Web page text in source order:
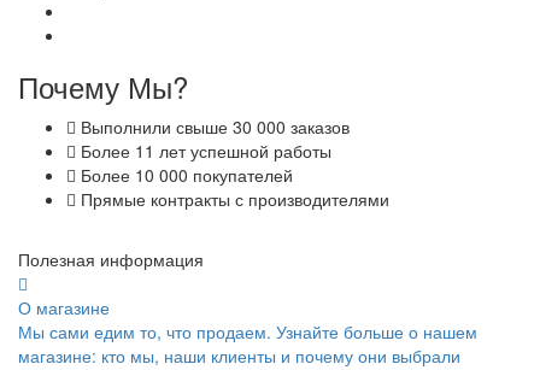
Почему Мы?
Выполнили свыше 30 000 заказов
Более 11 лет успешной работы
Более 10 000 покупателей
Прямые контракты с производителями
Полезная информация
О магазине
Мы сами едим то, что продаем. Узнайте больше о нашем
магазине: кто мы, наши клиенты и почему они выбрали